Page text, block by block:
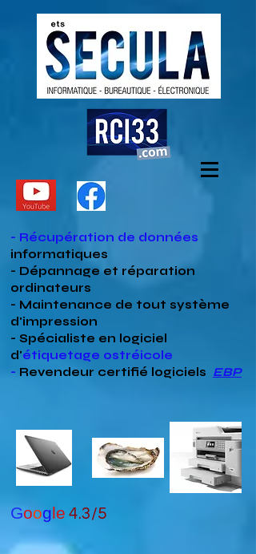
- Récupération de données
informatiques
- Dépannage et réparation
ordinateurs
- Maintenance de tout système
d'impression
- Spécialiste en logiciel
d'étiquetage ostréicole
- Revendeur certifié logiciels EBP
Google 4.3/5